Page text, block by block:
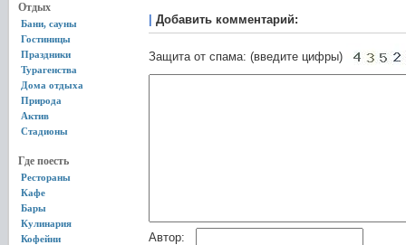
Отдых
Бани, сауны
Гостиницы
Праздники
Турагенства
Дома отдыха
Природа
Актив
Стадионы
Где поесть
Рестораны
Кафе
Бары
Кулинария
Кофейни
Добавить комментарий:
Защита от спама: (введите цифры)
Автор: